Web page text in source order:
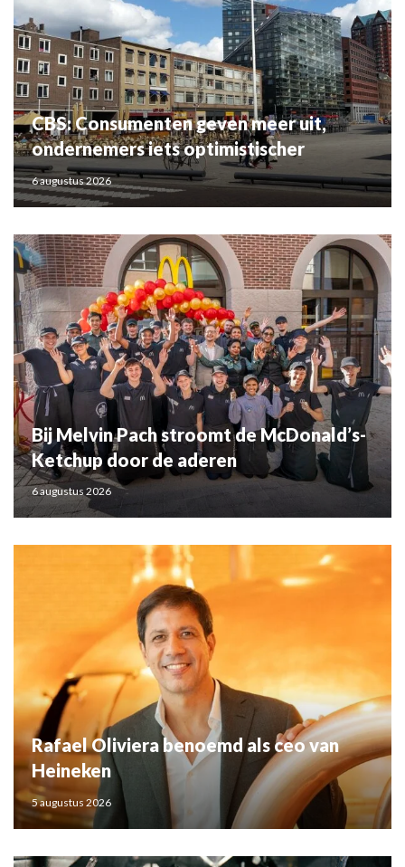
CBS: Consumenten geven meer uit,
ondernemers iets optimistischer
6 augustus 2026
Bij Melvin Pach stroomt de McDonald’s-
Ketchup door de aderen
6 augustus 2026
Rafael Oliviera benoemd als ceo van
Heineken
5 augustus 2026